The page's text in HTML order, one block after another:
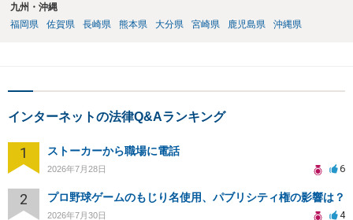
九州・沖縄
福岡県
佐賀県 長崎県 熊本県 大分県 宮崎県 鹿児島県 沖縄県
インターネットの法律Q&Aランキング
1 ストーカーから職場に電話
2026年7月28日 6
2 プロ野球ゲームのもじり名使用、パブリシティ権の影響は？
2026年7月30日 4